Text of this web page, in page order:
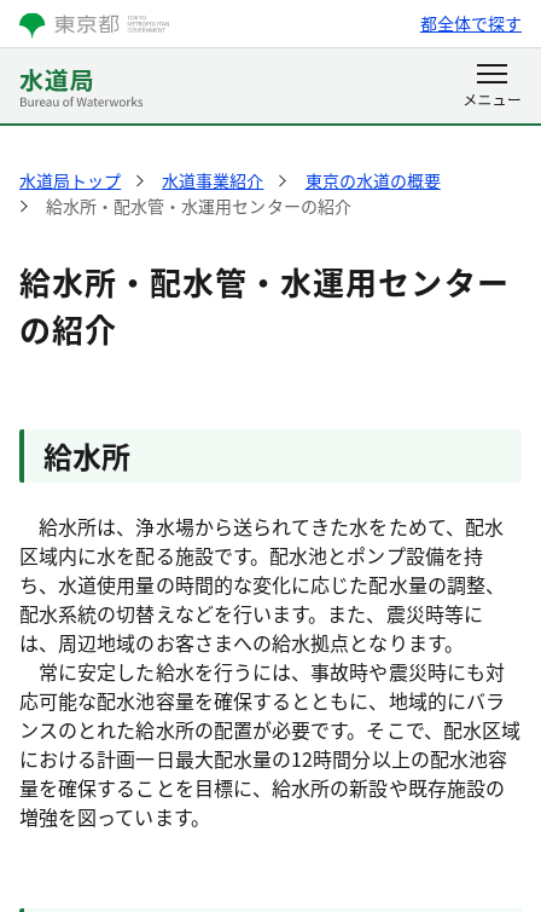
都全体で探す
水道局トップ 水道事業紹介
東京の水道の概要
給水所・配水管・水運用センターの紹介
給水所・配水管・水運用センター
の紹介
給水所
給水所は、浄水場から送られてきた水をためて、配水
区域内に水を配る施設です。配水池とポンプ設備を持
ち、水道使用量の時間的な変化に応じた配水量の調整、
配水系統の切替えなどを行います。また、震災時等に
は、周辺地域のお客さまへの給水拠点となります。
常に安定した給水を行うには、事故時や震災時にも対
応可能な配水池容量を確保するとともに、地域的にバラ
ンスのとれた給水所の配置が必要です。そこで、配水区域
における計画一日最大配水量の12時間分以上の配水池容
量を確保することを目標に、給水所の新設や既存施設の
増強を図っています。